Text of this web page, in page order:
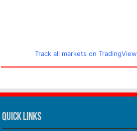
Track all markets on TradingView
Quick Links